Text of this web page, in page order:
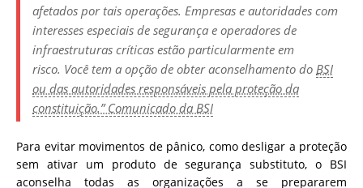
afetados por tais operações. Empresas e autoridades com
interesses especiais de segurança e operadores de
infraestruturas críticas estão particularmente em
risco. Você tem a opção de obter aconselhamento do BSI
ou das autoridades responsáveis ​​pela proteção da
constituição.” Comunicado da BSI
Para evitar movimentos de pânico, como desligar a proteção
sem ativar um produto de segurança substituto, o BSI
aconselha todas as organizações a se prepararem